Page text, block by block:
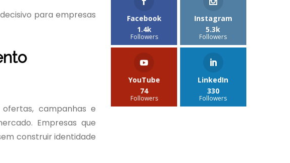
para empresas
campanhas e
Empresas que
construir identidade
Facebook
1.4k
Followers
Instagram
5.3k
Followers
YouTube
74
Followers
LinkedIn
330
Followers